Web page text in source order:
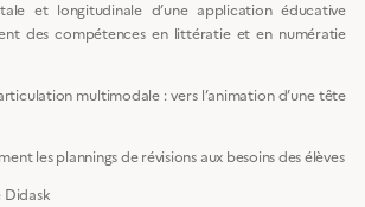
et longitudinale d’une application éducative
des compétences en littératie et en numératie
multimodale : vers l’animation d’une tête
les plannings de révisions aux besoins des élèves
Didask